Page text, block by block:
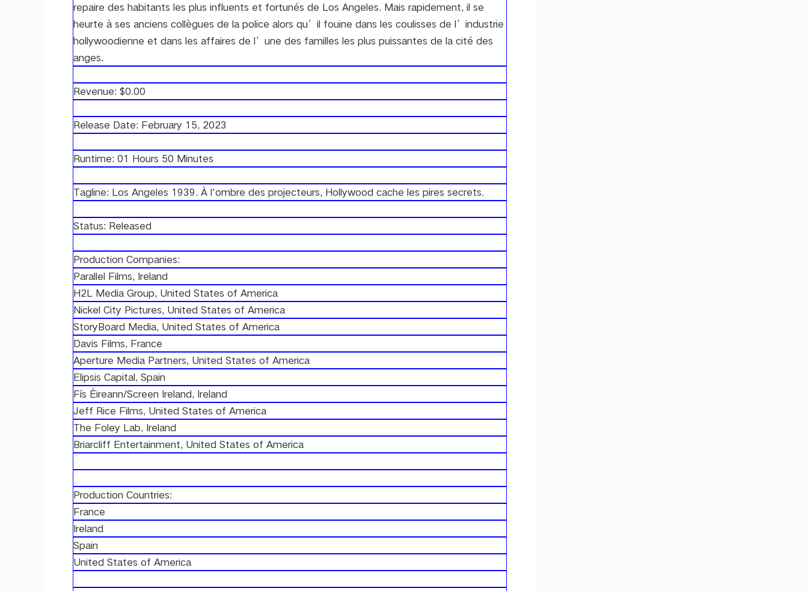
repaire des habitants les plus influents et fortunés de Los Angeles. Mais rapidement, il se
heurte à ses anciens collègues de la police alors qu’il fouine dans les coulisses de l’industrie
hollywoodienne et dans les affaires de l’une des familles les plus puissantes de la cité des
anges.
Revenue: $0.00
Release Date: February 15, 2023
Runtime: 01 Hours 50 Minutes
Tagline: Los Angeles 1939. À l'ombre des projecteurs, Hollywood cache les pires secrets.
Status: Released
Production Companies:
Parallel Films, Ireland
H2L Media Group, United States of America
Nickel City Pictures, United States of America
StoryBoard Media, United States of America
Davis Films, France
Aperture Media Partners, United States of America
Elipsis Capital, Spain
Fís Éireann/Screen Ireland, Ireland
Jeff Rice Films, United States of America
The Foley Lab, Ireland
Briarcliff Entertainment, United States of America
Production Countries:
France
Ireland
Spain
United States of America